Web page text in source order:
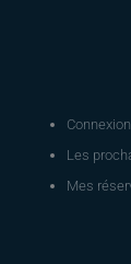
Connexion
Les
Mes